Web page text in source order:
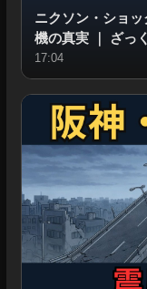
ニクソン・ショッ
機の真実｜ ざっ
17:04